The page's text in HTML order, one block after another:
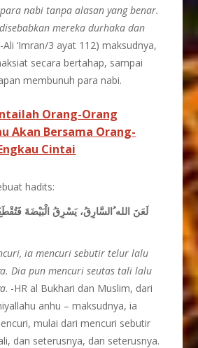
nabi tanpa alasan yang benar.
mereka durhaka dan
-Ali ‘Imran/3 ayat 112) maksudnya,
secara bertahap, sampai
membunuh para nabi.
Orang-Orang
Akan Bersama Orang-
Cintai
hadits:
لَعَنَ الله ُالسَّارِقُ، يَسْرِقُ الْبَيْضَةَ
ia mencuri sebutir telur lalu
Dia pun mencuri seutas tali lalu
. -HR al Bukhari dan Muslim, dari
anhu – maksudnya, ia
mulai dari mencuri sebutir
dan seterusnya, dan seterusnya.